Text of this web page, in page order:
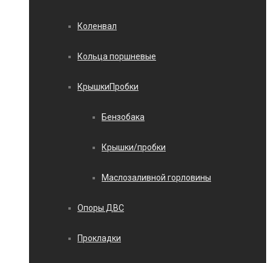
Коленвал
Кольца поршневые
КрышкиПробки
Бензобака
Крышки/пробки
Маслозаливной горловины
Опоры ДВС
Прокладки